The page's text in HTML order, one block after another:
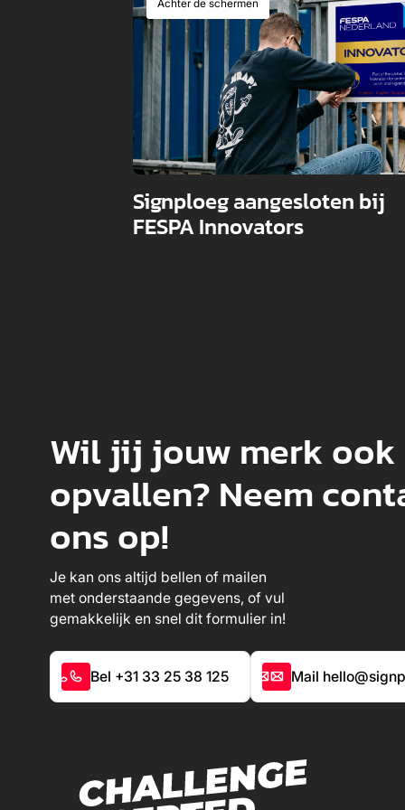
Achter de schermen
Signploeg aangesloten bij
FESPA Innovators
Wil jij jouw merk
opvallen? Neem
ons op!
Je kan ons altijd bellen of mailen
met onderstaande gegevens, of vul
gemakkelijk en snel dit formulier in!
Bel +31 33 25 38 125 Mail